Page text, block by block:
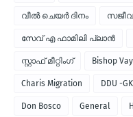
വീല്‍ ചെയര്‍ ദിനം
സേവ് എ ഫാമിലി പ്ലാന്‍
സ്റ്റാഫ് മീറ്റിംഗ് Bishop
Charis Migration DDU -
Don Bosco General